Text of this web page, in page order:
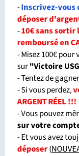
-Inscrivez-vous
déposer
-10€ sans sortir
remboursé en
- Misez 100€
sur"Victoire
- Tentez de gagner
- Si vous perdez,
ARGENT RÉEL !!!
- Vous pouvez
sur votre
- Et vous avez
déposer(